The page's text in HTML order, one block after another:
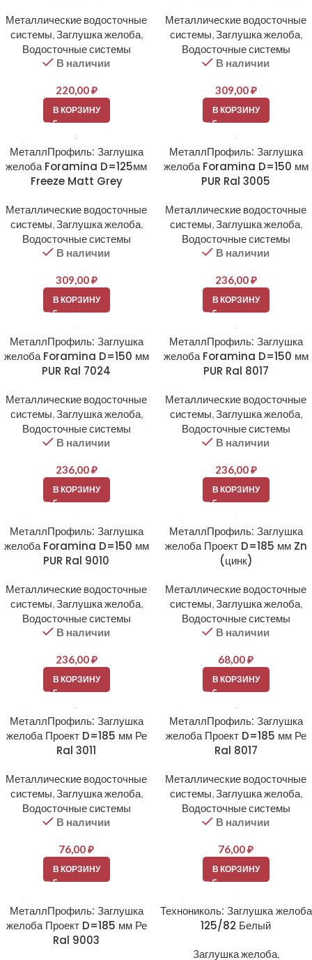
Металлические водосточные
системы,Заглушка желоба,
Водосточные системы
В наличии
220,00₽
В КОРЗИНУ
Металлические водосточные
системы,Заглушка желоба,
Водосточные системы
В наличии
309,00₽
В КОРЗИНУ
МеталлПрофиль: Заглушка
желоба Foramina D=125мм
Freeze Matt Grey
Металлические водосточные
системы,Заглушка желоба,
Водосточные системы
В наличии
309,00₽
В КОРЗИНУ
МеталлПрофиль: Заглушка
желоба Foramina D=150 мм
PUR Ral 3005
Металлические водосточные
системы,Заглушка желоба,
Водосточные системы
В наличии
236,00₽
В КОРЗИНУ
МеталлПрофиль: Заглушка
желоба Foramina D=150 мм
PUR Ral 7024
Металлические водосточные
системы,Заглушка желоба,
Водосточные системы
В наличии
236,00₽
В КОРЗИНУ
МеталлПрофиль: Заглушка
желоба Foramina D=150 мм
PUR Ral 8017
Металлические водосточные
системы,Заглушка желоба,
Водосточные системы
В наличии
236,00₽
В КОРЗИНУ
МеталлПрофиль: Заглушка
желоба Foramina D=150 мм
PUR Ral 9010
Металлические водосточные
системы,Заглушка желоба,
Водосточные системы
В наличии
236,00₽
В КОРЗИНУ
МеталлПрофиль: Заглушка
желоба Проект D=185 мм Zn
(цинк)
Металлические водосточные
системы,Заглушка желоба,
Водосточные системы
В наличии
68,00₽
В КОРЗИНУ
МеталлПрофиль: Заглушка
желоба Проект D=185 мм Ре
Ral 3011
Металлические водосточные
системы,Заглушка желоба,
Водосточные системы
В наличии
76,00₽
В КОРЗИНУ
МеталлПрофиль: Заглушка
желоба Проект D=185 мм Ре
Ral 8017
Металлические водосточные
системы,Заглушка желоба,
Водосточные системы
В наличии
76,00₽
В КОРЗИНУ
МеталлПрофиль: Заглушка
желоба Проект D=185 мм Ре
Ral 9003
Технониколь: Заглушка желоба
125/82 Белый
Заглушка желоба,